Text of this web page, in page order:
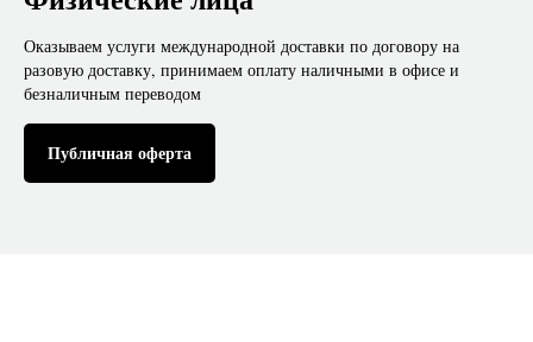
Оказываем услуги международной доставки по договору на
разовую доставку, принимаем оплату наличными в офисе и
безналичным переводом
Публичная оферта